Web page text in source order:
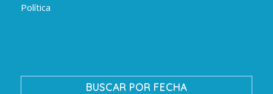
Política
BUSCAR POR FECHA